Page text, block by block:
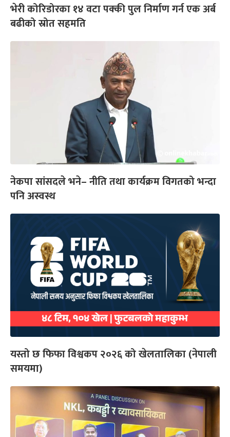
भेरी कोरिडोरका १४ वटा पक्की पुल निर्माण गर्न एक अर्ब
बढीको स्रोत सहमति
नेकपा सांसदले भने– नीति तथा कार्यक्रम विगतको भन्दा
पनि अस्वस्थ
यस्तो छ फिफा विश्वकप २०२६ को खेलतालिका (नेपाली
समयमा)